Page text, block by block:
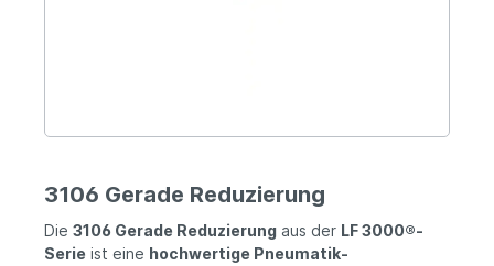
3106 Gerade Reduzierung
Die 3106 Gerade Reduzierung aus der LF 3000®-
Serie ist eine hochwertige Pneumatik-